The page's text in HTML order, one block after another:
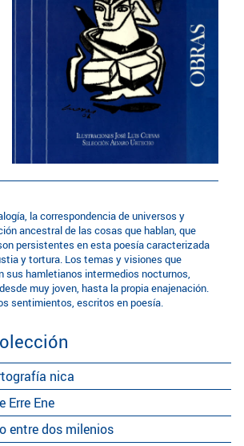
la correspondencia de universos y
ancestral de las cosas que hablan, que
persistentes en esta poesía caracterizada
y tortura. Los temas y visiones que
sus hamletianos intermedios nocturnos,
muy joven, hasta la propia enajenación.
sentimientos, escritos en poesía.
nica
Erre Ene
entre dos milenios